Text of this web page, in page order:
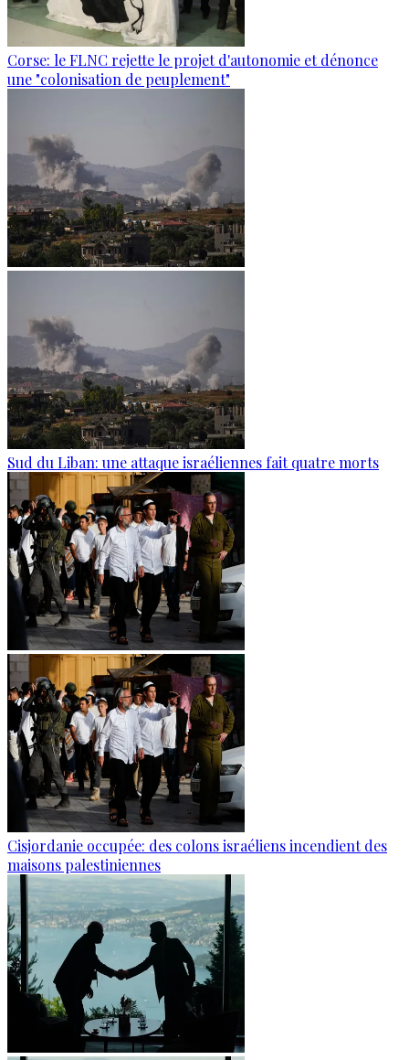
Corse: le FLNC rejette le projet d'autonomie et dénonce
une "colonisation de peuplement"
Sud du Liban: une attaque israéliennes fait quatre morts
Cisjordanie occupée: des colons israéliens incendient des
maisons palestiniennes